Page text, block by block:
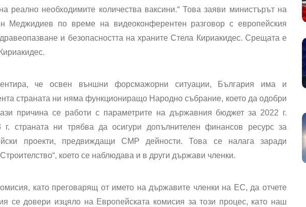
реално необходимите количества ваксини.“ Това заяви министърът на
Меджидиев по време на видеоконферентен разговор с европейския
и безопасността на храните Стела Кириакидес. Срещата е
че освен външни форсмажорни ситуации, България има и
страната ни няма функциониращо Народно събрание, което да одобри
причина се работи с параметрите на държавния бюджет за 2022 г.
страната ни трябва да осигури допълнителен финансов ресурс за
проекти, предвиждащи СМР дейности. Това се налага заради
което се наблюдава и в други държави членки.
като преговарящ от името на държавите членки на ЕС, да отчете
се довери изцяло на Европейската комисия за този процес, като наш